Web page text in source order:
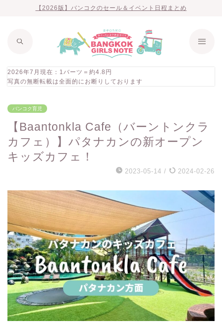
【2026版】バンコクのセール＆イベント日程まとめ
2026年7月現在：1バーツ＝約4.8円
写真の無断転載は全面的にお断りしております
バンコク育児
【Baantonkla Cafe（バーントンクラ
カフェ）】パタナカンの新オープン
キッズカフェ！
2023-05-14 / 2024-02-26